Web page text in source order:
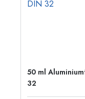
50 ml
32